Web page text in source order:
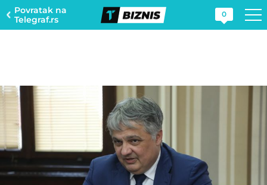
Povratak na
Telegraf.rs
0